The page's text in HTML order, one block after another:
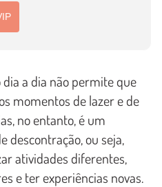
a dia não permite que
momentos de lazer e de
no entanto, é um
descontração, ou seja,
atividades diferentes,
e ter experiências novas.